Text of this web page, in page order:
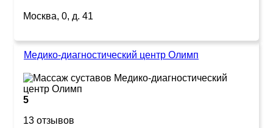
Москва, 0, д. 41
Медико-диагностический центр Олимп
5
13 отзывов